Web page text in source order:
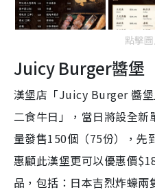
點擊
Juicy Burger醬堡
漢堡店「Juicy Burger 醬
二食牛日」，當日將設全
量發售150個（75份），先
惠顧此漢堡更可以優惠價
品，包括：日本吉烈炸蠔